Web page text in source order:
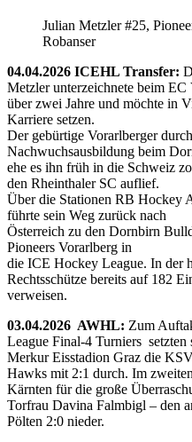
Julian Metzler #25,
Robanser
04.04.2026 ICEHL Transfer:
Metzler unterzeichnete beim
über zwei Jahre und möchte in
Karriere setzen.
Der gebürtige Vorarlberger
Nachwuchsausbildung beim
ehe es ihn früh in die Schweiz
den Rheinthaler SC auflief.
Über die Stationen RB Hockey
führte sein Weg zurück nach
Österreich zu den Dornbirn
Pioneers Vorarlberg in
die ICE Hockey League. In der
Rechtsschütze bereits auf 182
verweisen.
03.04.2026 AWHL: Zum
League Final-4 Turniers
Merkur Eisstadion Graz die
Hawks mit 2:1 durch. Im
Kärnten für die große
Torfrau Davina Falmbigl – den
Pölten 2:0 nieder.